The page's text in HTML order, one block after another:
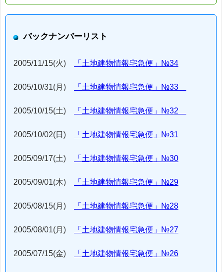
バックナンバーリスト
2005/11/15(火) 「土地建物情報宅急便」№34
2005/10/31(月) 「土地建物情報宅急便」№33
2005/10/15(土) 「土地建物情報宅急便」№32
2005/10/02(日) 「土地建物情報宅急便」№31
2005/09/17(土) 「土地建物情報宅急便」№30
2005/09/01(木) 「土地建物情報宅急便」№29
2005/08/15(月) 「土地建物情報宅急便」№28
2005/08/01(月) 「土地建物情報宅急便」№27
2005/07/15(金) 「土地建物情報宅急便」№26